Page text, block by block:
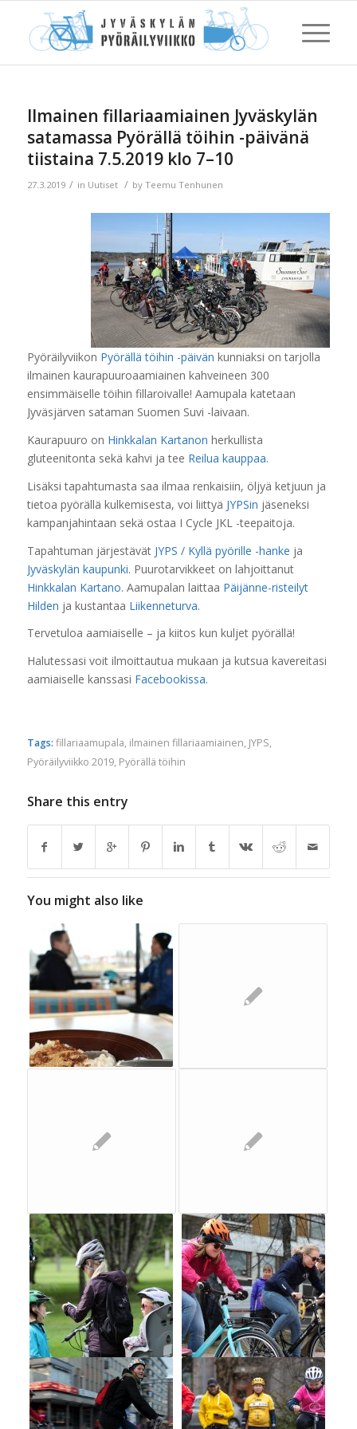
Ilmainen fillariaamiainen Jyväskylän
satamassa Pyörällä töihin -päivänä
tiistaina 7.5.2019 klo 7–10
27.3.2019 / in Uutiset / by Teemu Tenhunen
Pyöräilyviikon Pyörällä töihin -päivän kunniaksi on tarjolla
ilmainen kaurapuuroaamiainen kahveineen 300
ensimmäiselle töihin fillaroivalle! Aamupala katetaan
Jyväsjärven sataman Suomen Suvi -laivaan.
Kaurapuuro on Hinkkalan Kartanon herkullista
gluteenitonta sekä kahvi ja tee Reilua kauppaa.
Lisäksi tapahtumasta saa ilmaa renkaisiin, öljyä ketjuun ja
tietoa pyörällä kulkemisesta, voi liittyä JYPSin jäseneksi
kampanjahintaan sekä ostaa I Cycle JKL -teepaitoja.
Tapahtuman järjestävät JYPS / Kyllä pyörille -hanke ja
Jyväskylän kaupunki. Puurotarvikkeet on lahjoittanut
Hinkkalan Kartano. Aamupalan laittaa Päijänne-risteilyt
Hilden ja kustantaa Liikenneturva.
Tervetuloa aamiaiselle – ja kiitos kun kuljet pyörällä!
Halutessasi voit ilmoittautua mukaan ja kutsua kavereitasi
aamiaiselle kanssasi Facebookissa.
Tags: fillariaamupala, ilmainen fillariaamiainen, JYPS,
Pyöräilyviikko 2019, Pyörällä töihin
Share this entry
You might also like